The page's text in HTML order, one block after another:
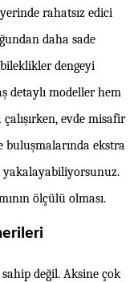
rahatsız edici
daha sade
dengeyi
detaylı modeller hem
evde misafir
buluşmalarında ekstra
ölçülü olması.
değil. Aksine çok